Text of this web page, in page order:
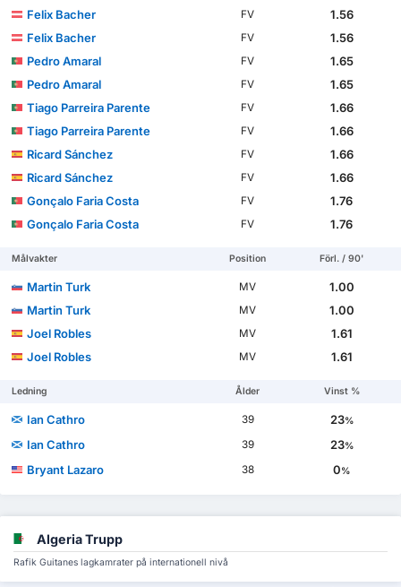
Felix Bacher FV
1.56
Felix Bacher
FV
1.56
Pedro Amaral
FV
1.65
Pedro Amaral
FV
1.65
Tiago Parreira Parente
FV
1.66
Tiago Parreira Parente
FV
1.66
Ricard Sánchez
FV
1.66
Ricard Sánchez
FV
1.66
Gonçalo Faria Costa
FV
1.76
Gonçalo Faria Costa
FV 1.76
Målvakter Position Förl. / 90'
Martin Turk MV
1.00
Martin Turk
MV
1.00
Joel Robles
MV
1.61
Joel Robles
MV 1.61
Ledning Ålder Vinst %
Ian Cathro 39 23%
Ian Cathro 39 23%
Bryant Lazaro 38 0%
Algeria Trupp
Rafik Guitanes lagkamrater på internationell nivå